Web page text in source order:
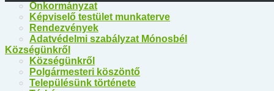
Önkormányzat
Képviselő testület munkaterve
Rendezvények
Adatvédelmi szabályzat Mónosbél
Községünkről
Községünkről
Polgármesteri köszöntő
Településünk története